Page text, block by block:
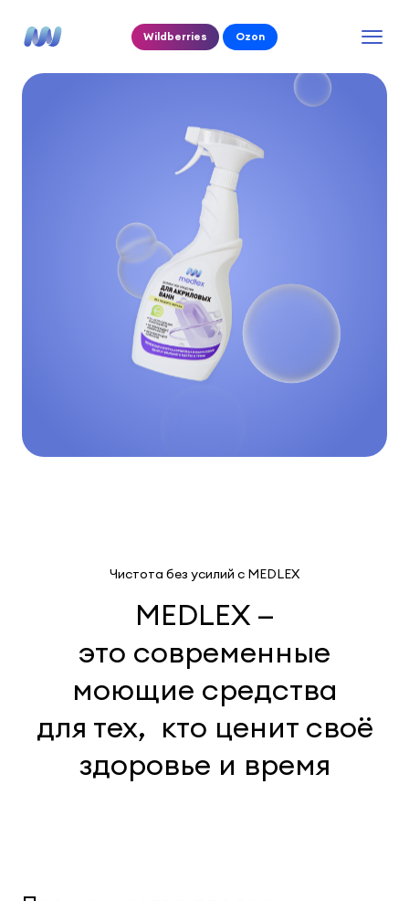
Wildberries Ozon
Чистота без усилий с MEDLEX
MEDLEX —
это современные
моющие средства
для тех, кто ценит своё
здоровье и время